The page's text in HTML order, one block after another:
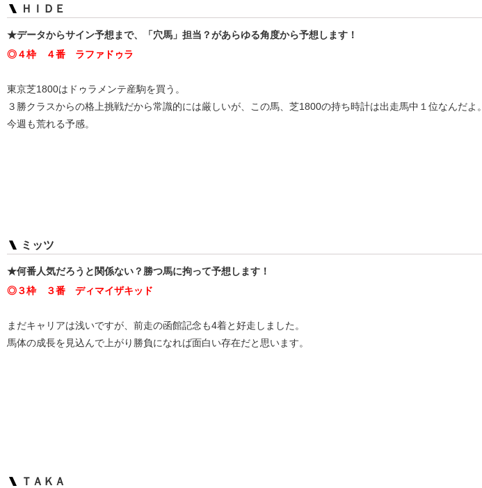
ＨＩＤＥ
★データからサイン予想まで、「穴馬」担当？があらゆる角度から予想します！
◎４枠 ４番 ラファドゥラ
東京芝1800はドゥラメンテ産駒を買う。
３勝クラスからの格上挑戦だから常識的には厳しいが、この馬、芝1800の持ち時計は出走馬中１位なんだよ。
今週も荒れる予感。
ミッツ
★何番人気だろうと関係ない？勝つ馬に拘って予想します！
◎３枠 ３番 ディマイザキッド
まだキャリアは浅いですが、前走の函館記念も4着と好走しました。
馬体の成長を見込んで上がり勝負になれば面白い存在だと思います。
ＴＡＫＡ